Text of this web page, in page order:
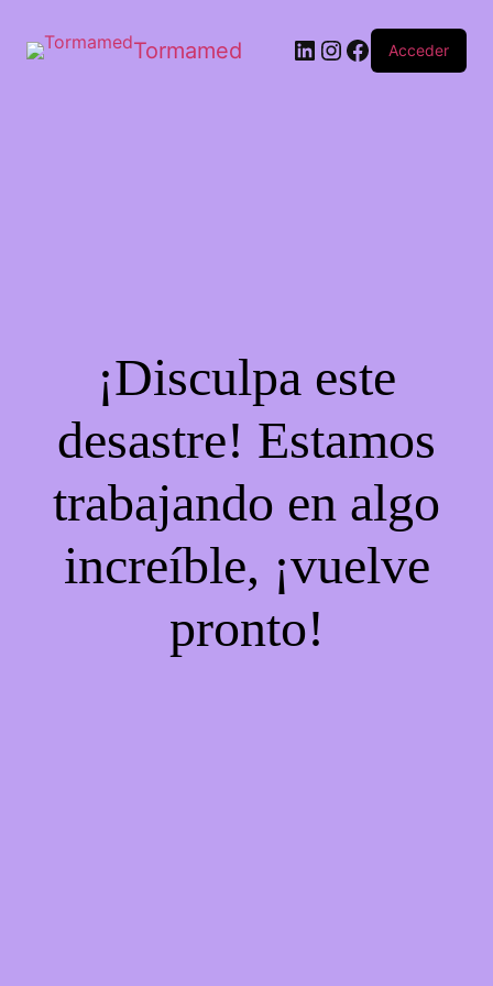
Tormamed Acceder
¡Disculpa este
desastre! Estamos
trabajando en algo
increíble, ¡vuelve
pronto!